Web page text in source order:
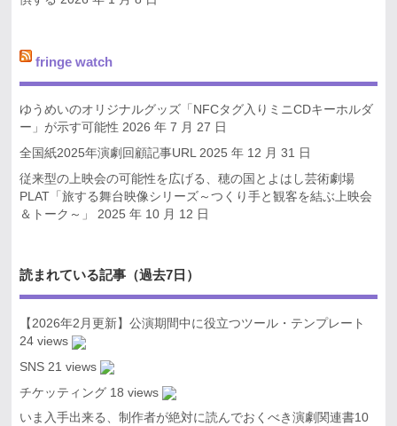
fringe watch
ゆうめいのオリジナルグッズ「NFCタグ入りミニCDキーホルダ
ー」が示す可能性 2026 年 7 月 27 日
全国紙2025年演劇回顧記事URL 2025 年 12 月 31 日
従来型の上映会の可能性を広げる、穂の国とよはし芸術劇場
PLAT「旅する舞台映像シリーズ～つくり手と観客を結ぶ上映会
＆トーク～」
2025 年 10 月 12 日
読まれている記事（過去7日）
【2026年2月更新】公演期間中に役立つツール・テンプレート
24 views
SNS 21 views
チケッティング 18 views
いま入手出来る、制作者が絶対に読んでおくべき演劇関連書10